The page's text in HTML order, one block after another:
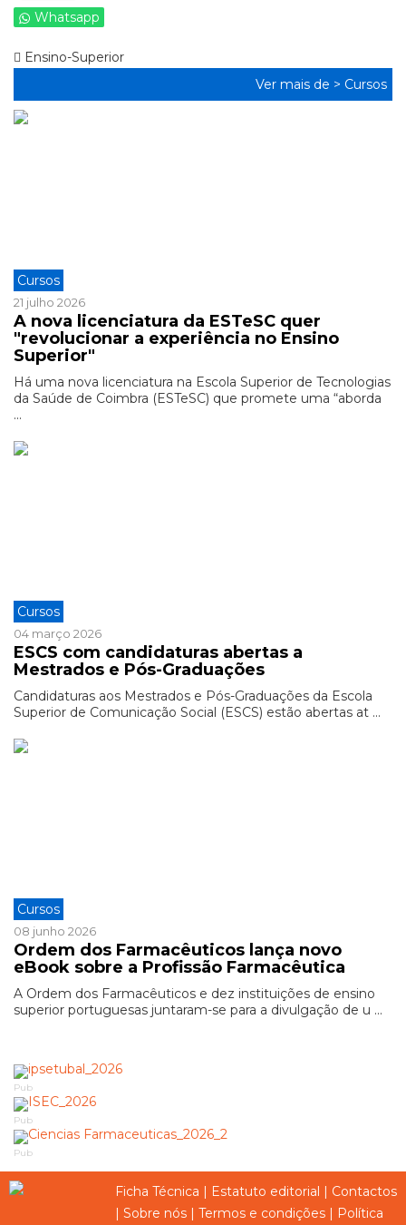
Whatsapp
Ensino-Superior
Ver mais de > Cursos
Cursos
21 julho 2026
A nova licenciatura da ESTeSC quer
"revolucionar a experiência no Ensino
Superior"
Há uma nova licenciatura na Escola Superior de Tecnologias
da Saúde de Coimbra (ESTeSC) que promete uma “aborda
...
Cursos
04 março 2026
ESCS com candidaturas abertas a
Mestrados e Pós-Graduações
Candidaturas aos Mestrados e Pós-Graduações da Escola
Superior de Comunicação Social (ESCS) estão abertas at ...
Cursos
08 junho 2026
Ordem dos Farmacêuticos lança novo
eBook sobre a Profissão Farmacêutica
A Ordem dos Farmacêuticos e dez instituições de ensino
superior portuguesas juntaram-se para a divulgação de u ...
Pub
Pub
Pub
Ficha Técnica Estatuto editorial
Contactos
Sobre nós Termos e condições Política